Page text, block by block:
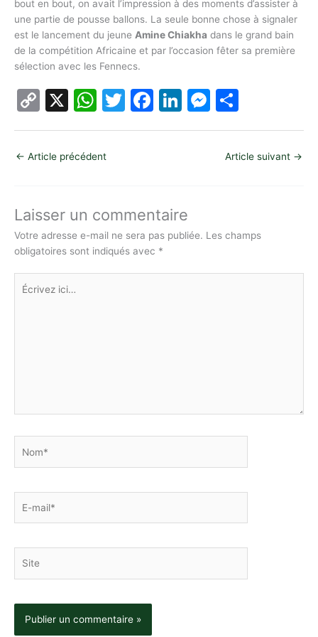
bout en bout, on avait l’impression à des moments d’assister à
une partie de pousse ballons. La seule bonne chose à signaler
est le lancement du jeune Amine Chiakha dans le grand bain
de la compétition Africaine et par l’occasion fêter sa première
sélection avec les Fennecs.
C
o
p
y
n
k
X
W
h
at
s
p
p
T
w
F
a
o
o
k
Li
n
n
M
e
g
ar
ta
g
← Article précédent Article suivant →
Laisser un commentaire
Votre adresse e-mail ne sera pas publiée. Les champs
obligatoires sont indiqués avec *
Écrivez
ici…
mail*